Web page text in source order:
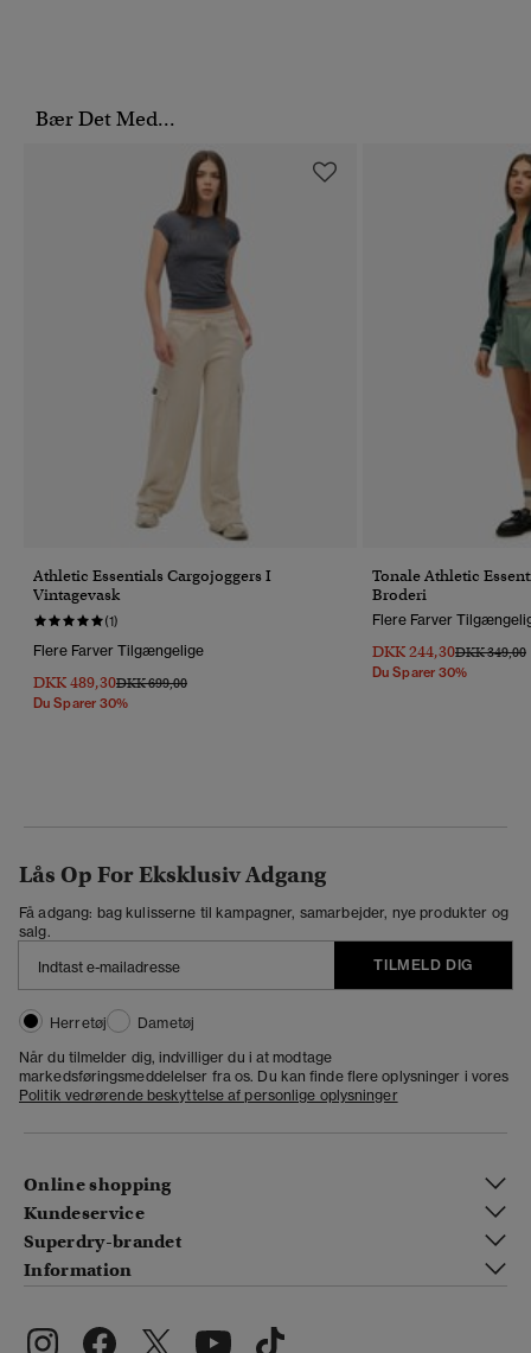
Bær Det Med...
Athletic Essentials Cargojoggers I
Vintagevask
(1)
Flere Farver Tilgængelige
DKK 489,30Pris Nedsat Fra
DKK 699,00Til
Du Sparer 30%
Tonale Athletic
Broderi
Flere Farver
DKK 244,30Pris Nedsat
DKK 349,00
Du Sparer 30%
Lås Op For Eksklusiv Adgang
Få adgang: bag kulisserne til kampagner, samarbejder, nye produkter og
salg.
TILMELD DIG
Herretøj
Dametøj
Når du tilmelder dig, indvilliger du i at modtage
markedsføringsmeddelelser fra os. Du kan finde flere oplysninger i vores
Politik vedrørende beskyttelse af personlige oplysninger
Online shopping
Kundeservice
Superdry-brandet
Information